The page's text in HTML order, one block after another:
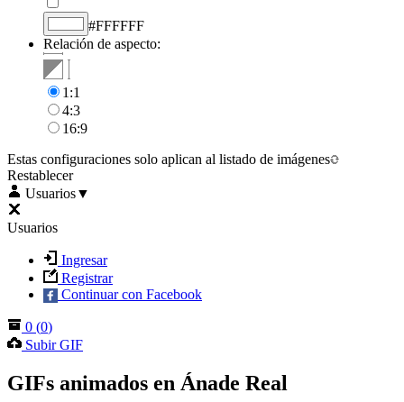
#FFFFFF
Relación de aspecto:
1:1
4:3
16:9
Estas configuraciones solo aplican al listado de imágenes
Restablecer
Usuarios▼
Usuarios
Ingresar
Registrar
Continuar con Facebook
0 (0)
Subir GIF
GIFs animados en Ánade Real